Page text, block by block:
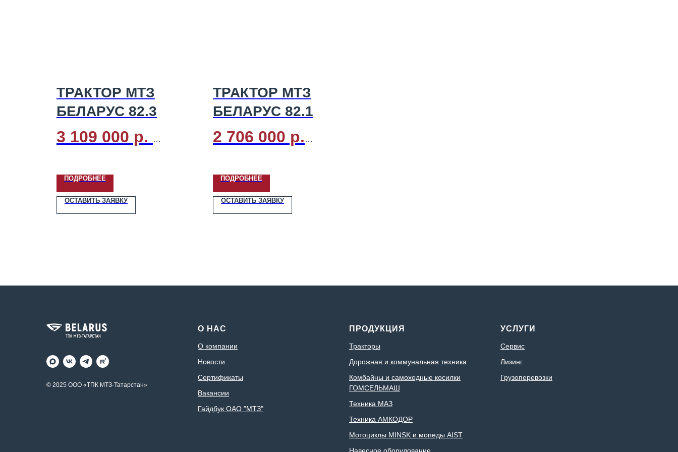
ТРАКТОР МТЗ
БЕЛАРУС 82.3
3 109 000 р.
Мощность, кВт (л.с.):
(81,0)
Экологический стандарт:
Stage II
ПОДРОБНЕЕ
ОСТАВИТЬ ЗАЯВКУ
ТРАКТОР МТЗ
БЕЛАРУС 82.1
2 706 000 р.
Мощность, кВт (л.с.):
(81,0)
Экологический стандарт:
Stage II
ПОДРОБНЕЕ
ОСТАВИТЬ ЗАЯВКУ
© 2025 ООО «ТПК МТЗ-Татарстан»
О НАС
О компании
Новости
Сертификаты
Вакансии
Гайдбук ОАО "МТЗ"
ПРОДУКЦИЯ
Тракторы
Дорожная и коммунальная техника
Комбайны и самоходные косилки
ГОМСЕЛЬМАШ
Техника МАЗ
Техника АМКОДОР
Мотоциклы MINSK и мопеды AIST
УСЛУГИ
Сервис
Лизинг
Грузоперевозки